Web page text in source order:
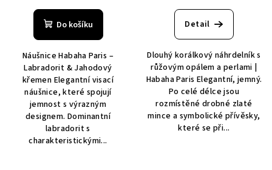
Do košíku
Náušnice Habaha Paris –
Labradorit & Jahodový
křemen Elegantní visací
náušnice, které spojují
jemnost s výrazným
designem. Dominantní
labradorit s
charakteristickými...
Detail
Dlouhý korálkový náhrdelník s
růžovým opálem a perlami |
Habaha Paris Elegantní, jemný.
Po celé délce jsou
rozmístěné drobné zlaté
mince a symbolické přívěsky,
které se při...